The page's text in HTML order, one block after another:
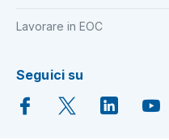
Lavorare in EOC
Seguici su